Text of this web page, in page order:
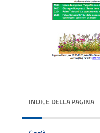
INDICE DELLA PAGINA